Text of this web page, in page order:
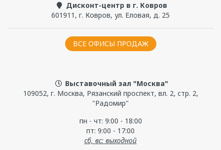
Дисконт-центр в г. Ковров
601911 , г. Ковров, ул. Еловая, д. 25
ВСЕ ОФИСЫ ПРОДАЖ
Выставочный зал "Москва"
109052, г. Москва, Рязанский проспект, вл. 2, стр. 2,
"Радомир"
пн - чт: 9:00 - 18:00
пт: 9:00 - 17:00
сб, вс: выходной